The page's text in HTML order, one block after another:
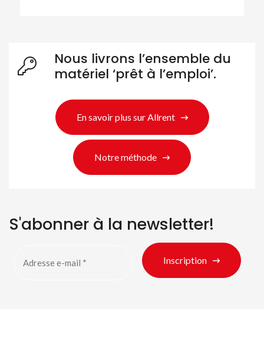
Nous livrons l’ensemble du
matériel ‘prêt à l’emploi’.
En savoir plus sur Allrent
Notre méthode
S'abonner à la newsletter!
Inscription
Rechercher des produits